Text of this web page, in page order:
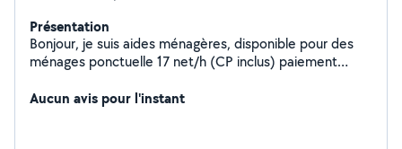
Présentation
Bonjour, je suis aides ménagères, disponible pour des
ménages ponctuelle 17 net/h (CP inclus) paiement
dans l'éducation canine donc je peux faire des visites au
Aucun avis pour l'instant